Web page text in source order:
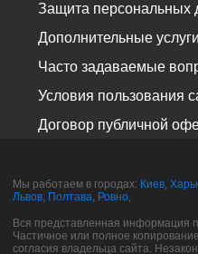
Защита персональных
Дополнительные услуги
Часто задаваемые
Условия пользования
Договор публичной
Мы работаем в городах: Киев,
Львов, Полтава, Ровно,
Вся представленная информация
Частичное или полное
согласия владельца сайта.